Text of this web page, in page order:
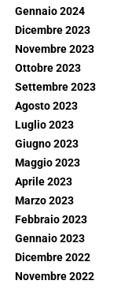
Gennaio 2024
Dicembre 2023
Novembre 2023
Ottobre 2023
Settembre 2023
Agosto 2023
Luglio 2023
Giugno 2023
Maggio 2023
Aprile 2023
Marzo 2023
Febbraio 2023
Gennaio 2023
Dicembre 2022
Novembre 2022